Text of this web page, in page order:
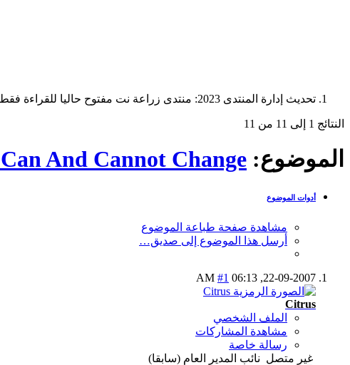
تحديث إدارة المنتدى 2023: منتدى زراعة نت مفتوح حاليا للقراءة فقط، ولا يقبل مشاركات جديدة. يمكنكم استخدام الشريط الظاهر أعلاه للبحث في كافة مواضيع المدوّنة والمنتدى.
النتائج 1 إلى 11 من 11
الموضوع: And Cannot Change
أدوات الموضوع
مشاهدة صفحة طباعة الموضوع
أرسل هذا الموضوع إلى صديق…
22-09-2007,
06:13 AM
#1
Citrus
الملف الشخصي
مشاهدة المشاركات
رسالة خاصة
غير متصل نائب المدير العام (سابقا)